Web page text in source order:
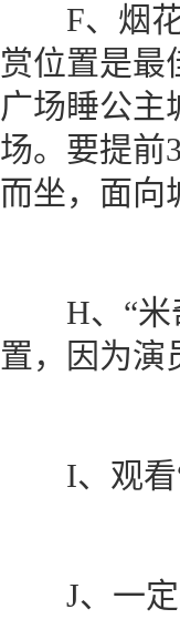
F、烟花
赏位置是最
广场睡公主
场。要提前
而坐，面向
H、“米奇
置，因为演
I、观看“
J、一定